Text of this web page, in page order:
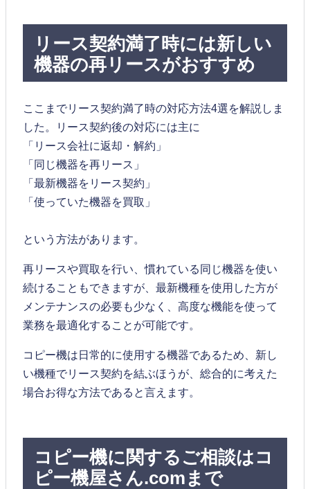
リース契約満了時には新しい
機器の再リースがおすすめ
ここまでリース契約満了時の対応方法4選を解説しま
した。リース契約後の対応には主に
「リース会社に返却・解約」
「同じ機器を再リース」
「最新機器をリース契約」
「使っていた機器を買取」
という方法があります。
再リースや買取を行い、慣れている同じ機器を使い
続けることもできますが、最新機種を使用した方が
メンテナンスの必要も少なく、高度な機能を使って
業務を最適化することが可能です。
コピー機は日常的に使用する機器であるため、新し
い機種でリース契約を結ぶほうが、総合的に考えた
場合お得な方法であると言えます。
コピー機に関するご相談はコ
ピー機屋さん.comまで